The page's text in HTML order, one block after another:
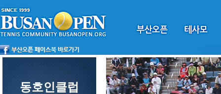
동호인클럽